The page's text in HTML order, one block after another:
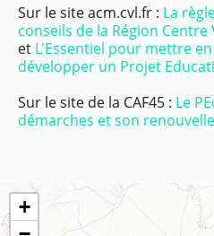
Sur le site acm.cvl.fr : La
conseils de la Région Centre
et L'Essentiel pour mettre
développer un Projet
Sur le site de la CAF45 : Le
démarches et son
+